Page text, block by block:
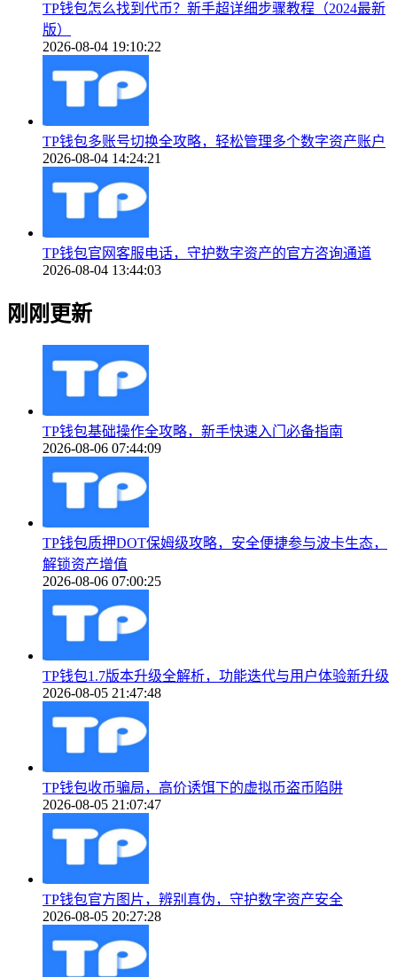
TP钱包怎么找到代币？新手超详细步骤教程（2024最新
版）
2026-08-04 19:10:22
TP钱包多账号切换全攻略，轻松管理多个数字资产账户
2026-08-04 14:24:21
TP钱包官网客服电话，守护数字资产的官方咨询通道
2026-08-04 13:44:03
刚刚更新
TP钱包基础操作全攻略，新手快速入门必备指南
2026-08-06 07:44:09
TP钱包质押DOT保姆级攻略，安全便捷参与波卡生态，
解锁资产增值
2026-08-06 07:00:25
TP钱包1.7版本升级全解析，功能迭代与用户体验新升级
2026-08-05 21:47:48
TP钱包收币骗局，高价诱饵下的虚拟币盗币陷阱
2026-08-05 21:07:47
TP钱包官方图片，辨别真伪，守护数字资产安全
2026-08-05 20:27:28